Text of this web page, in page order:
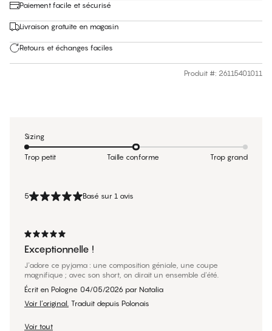
Paiement facile et sécurisé
Livraison gratuite en magasin
Retours et échanges faciles
Produit #: 26115401011
5 Basé sur 1 avis
Exceptionnelle !
J'adore ce pyjama : une composition géniale, une coupe
magnifique ; avec son short, on dirait un ensemble d'été.
Écrit en Pologne 04/05/2026 par Natalia
Voir l’original. Traduit depuis Polonais
Voir tout
Sizing
Trop petit Taille conforme Trop grand